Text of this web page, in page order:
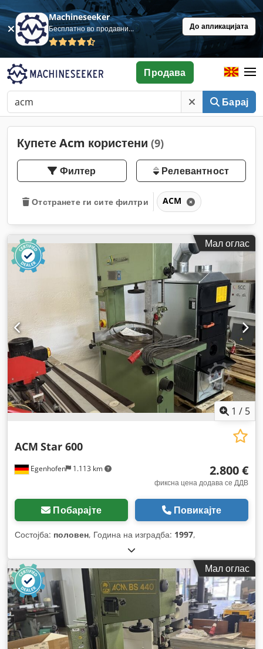
Machineseeker
Бесплатно во продавница До апликацијата
Барај
Продава
Купете Acm користени (9)
Филтер Релевантност
Отстранете ги сите филтри ACM
Мал оглас
1 / 5
Egenhofen 1.113 km
ACM Star 600
2.800 €
фиксна цена додава се ДДВ
Побарајте Повикајте
Состојба: половен, Година на изградба: 1997,
Мал оглас